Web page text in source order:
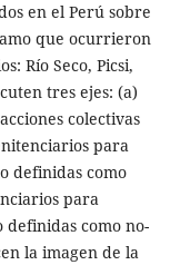
en el Perú sobre
que ocurrieron
Río Seco, Picsi,
tres ejes: (a)
colectivas
para
definidas como
para
definidas como no-
la imagen de la